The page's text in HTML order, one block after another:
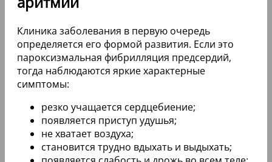
Клиника заболевания в первую очередь
определяется его формой развития. Если это
пароксизмальная фибрилляция предсердий,
тогда наблюдаются яркие характерные
симптомы:
резко учащается сердцебиение;
появляется приступ удушья;
не хватает воздуха;
становится трудно вдыхать и выдыхать;